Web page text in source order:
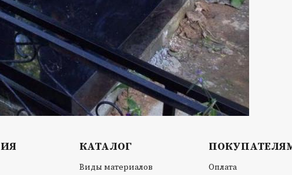
КАТАЛОГ
Виды материалов
Оплата